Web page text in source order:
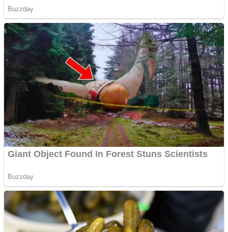
Pastorul Liviu Radu a
trecut la Domnul
Anchetă incendiară la
Gherla, polițist acuzat de